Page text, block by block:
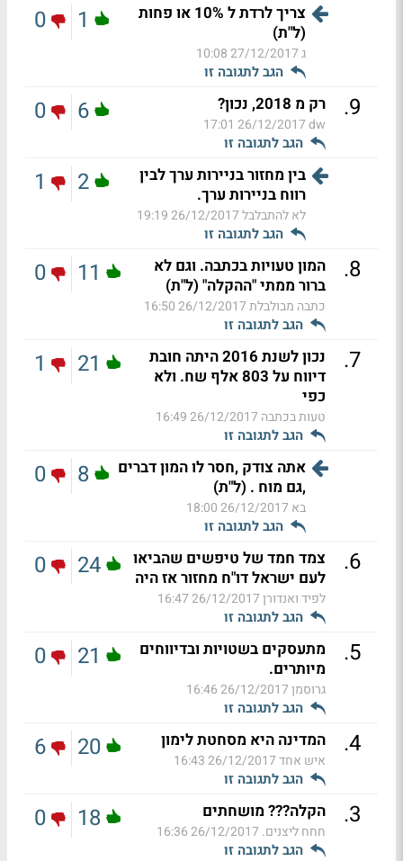
צריך לרדת ל 10% או פחות
(ל"ת)
ג27/12/2017 10:08
הגב לתגובה זו
1
0
9
. רק מ 2018, נכון?
dw
26/12/2017 17:01
הגב לתגובה זו
6
0
בין מחזור בניירות ערך לבין
רווח בניירות ערך.
לא להתבלבל26/12/2017 19:19
הגב לתגובה זו
2
1
8
.
המון טעויות בכתבה. וגם לא
ברור ממתי "ההקלה" (ל"ת)
כתבה מבולבלת26/12/2017 16:50
הגב לתגובה זו
11
0
7
.
נכון לשנת 2016 היתה חובת
דיווח על 803 אלף שח. ולא
כפי
טעות בכתבה 26/12/2017 16:49
הגב לתגובה זו
21
1
אתה צודק ,חסר לו המון דברים
,גם מוח . (ל"ת)
בא 26/12/2017 18:00
הגב לתגובה זו
8
0
6
.
צמד חמד של טיפשים שהביאו
לעם ישראל דו"ח מחזור אז היה
לפיד ואנדורן26/12/2017 16:47
הגב לתגובה זו
24
0
5
.
מתעסקים בשטויות ובדיווחים
מיותרים.
גרוסמן26/12/2017 16:46
הגב לתגובה זו
21
0
4
. המדינה היא מסחטת לימון
איש אחד26/12/2017 16:43
הגב לתגובה זו
20
6
3
. הקלה??? מושחתים
חחח ליצנים. 26/12/2017 16:36
הגב לתגובה זו
18
0